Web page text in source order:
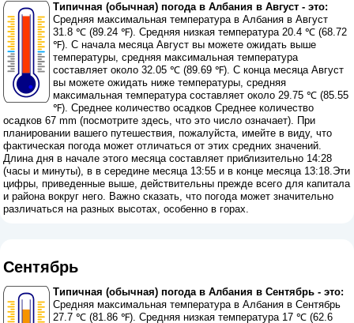
Типичная (обычная) погода в Албания в Август - это:
Средняя максимальная температура в Албания в Август
31.8 ℃ (89.24 ℉). Средняя низкая температура 20.4 ℃ (68.72
℉). С начала месяца Август вы можете ожидать выше
температуры, средняя максимальная температура
составляет около 32.05 ℃ (89.69 ℉). С конца месяца Август
вы можете ожидать ниже температуры, средняя
максимальная температура составляет около 29.75 ℃ (85.55
℉). Среднее количество осадков Среднее количество
осадков 67 mm (посмотрите здесь, что это число означает). При
планировании вашего путешествия, пожалуйста, имейте в виду, что
фактическая погода может отличаться от этих средних значений.
Длина дня в начале этого месяца составляет приблизительно 14:28
(часы и минуты), в в середине месяца 13:55 и в конце месяца 13:18.Эти
цифры, приведенные выше, действительны прежде всего для капитала
и района вокруг него. Важно сказать, что погода может значительно
различаться на разных высотах, особенно в горах.
Сентябрь
Типичная (обычная) погода в Албания в Сентябрь - это:
Средняя максимальная температура в Албания в Сентябрь
27.7 ℃ (81.86 ℉). Средняя низкая температура 17 ℃ (62.6